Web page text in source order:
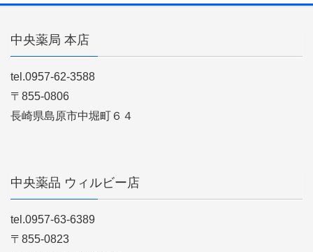
中央薬局 本店
tel.0957-62-3588
〒855-0806
長崎県島原市中堀町６４
中央薬品 ウィルビー店
tel.0957-63-6389
〒855-0823